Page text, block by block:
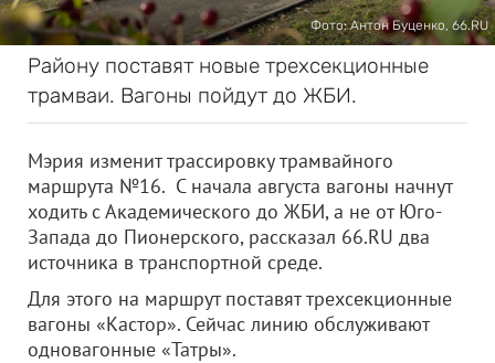
Фото: Антон Буценко, 66.RU
Району поставят новые трехсекционные
трамваи. Вагоны пойдут до ЖБИ.
Мэрия изменит трассировку трамвайного
маршрута №16. С начала августа вагоны начнут
ходить с Академического до ЖБИ, а не от Юго-
Запада до Пионерского, рассказал 66.RU два
источника в транспортной среде.
Для этого на маршрут поставят трехсекционные
вагоны «Кастор». Сейчас линию обслуживают
одновагонные «Татры».